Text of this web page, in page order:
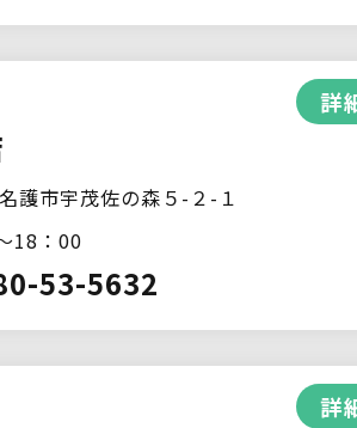
護市宇茂佐の森５-２-１
18：00
53-5632
詳
詳